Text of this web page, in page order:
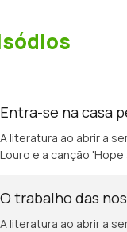
Entra-se na casa
A literatura ao abrir a
Louro e a canção
O trabalho das
A literatura ao abrir a